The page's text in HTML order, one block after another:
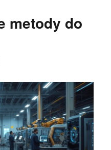
metody do